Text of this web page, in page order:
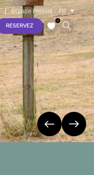
samedi 08 août
samedi 08 août
dimanche 09 août
lundi 10 août
mardi 11 août
mercredi 12 août
RESERVEZ
0
Espace Presse
FR
EN
ES